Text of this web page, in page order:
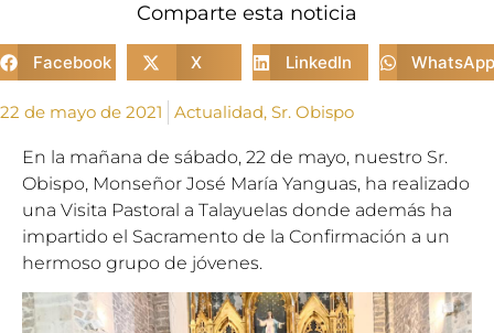
Comparte esta noticia
Facebook X LinkedIn WhatsApp
22 de mayo de 2021 Actualidad, Sr. Obispo
En la mañana de sábado, 22 de mayo, nuestro Sr.
Obispo, Monseñor José María Yanguas, ha realizado
una Visita Pastoral a Talayuelas donde además ha
impartido el Sacramento de la Confirmación a un
hermoso grupo de jóvenes.